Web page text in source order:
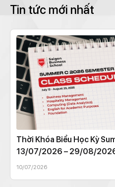
Tin tức mới nhất
Thời Khóa Biểu Học Kỳ
13/07/2026 – 29/08/
10/07/2026